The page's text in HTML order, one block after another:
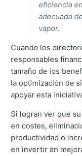
eficiencia
adecuada
vapor.
Cuando los
responsables
tamaño de los
la optimización de
apoyar esta
Si logran ver que
en costes,
productividad o
en invertir en